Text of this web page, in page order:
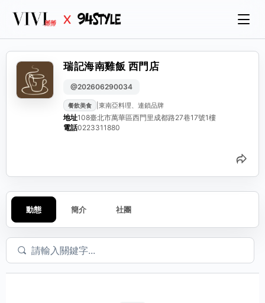
瑞記海南雞飯 西門店
@202606290034
餐飲美食 東南亞料理、連鎖品牌
地址108臺北市萬華區西門里成都路27巷17號1樓
電話0223311880
分
動態 簡介 社團